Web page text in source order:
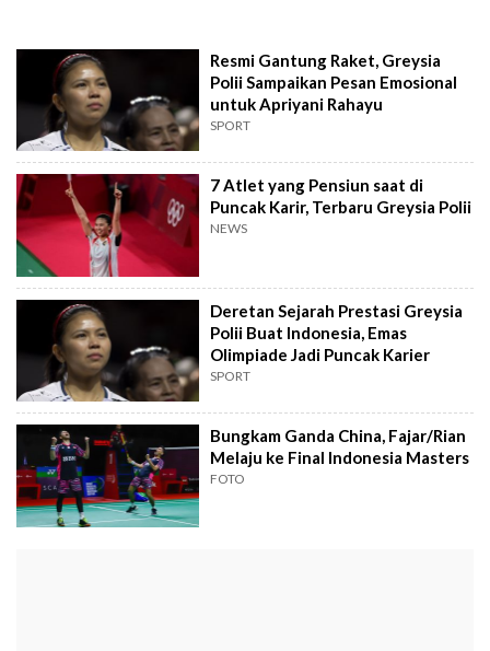
Resmi Gantung Raket, Greysia
Polii Sampaikan Pesan Emosional
untuk Apriyani Rahayu
SPORT
7 Atlet yang Pensiun saat di
Puncak Karir, Terbaru Greysia Polii
NEWS
Deretan Sejarah Prestasi Greysia
Polii Buat Indonesia, Emas
Olimpiade Jadi Puncak Karier
SPORT
Bungkam Ganda China, Fajar/Rian
Melaju ke Final Indonesia Masters
FOTO